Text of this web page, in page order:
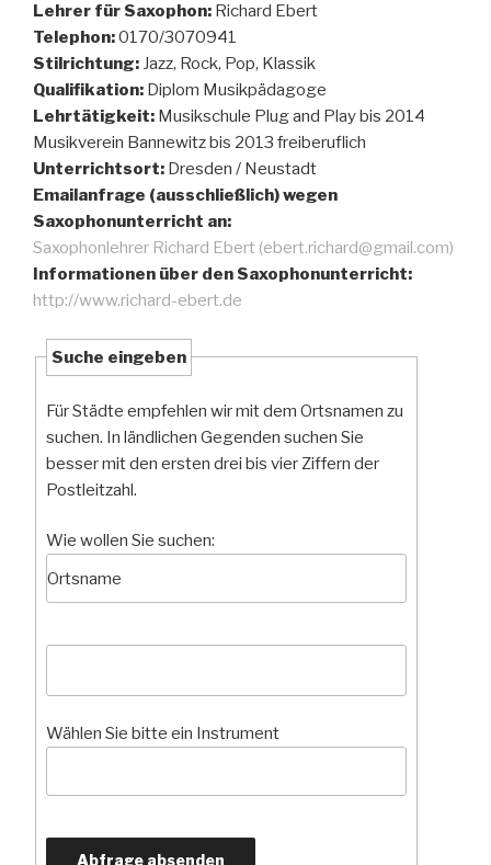
Lehrer für Saxophon: Richard Ebert
Telephon:0170/3070941
Stilrichtung: Jazz, Rock, Pop, Klassik
Qualifikation: Diplom Musikpädagoge
Lehrtätigkeit: Musikschule Plug and Play bis 2014
Musikverein Bannewitz bis 2013 freiberuflich
Unterrichtsort: Dresden / Neustadt
Emailanfrage (ausschließlich) wegen
Saxophonunterricht an:
Saxophonlehrer Richard Ebert (ebert.richard@gmail.com)
Informationen über den Saxophonunterricht:
http://www.richard-ebert.de
Suche eingeben
Für Städte empfehlen wir mit dem Ortsnamen zu
suchen. In ländlichen Gegenden suchen Sie
besser mit den ersten drei bis vier Ziffern der
Postleitzahl.
Wie wollen Sie suchen:
Wählen Sie bitte ein Instrument